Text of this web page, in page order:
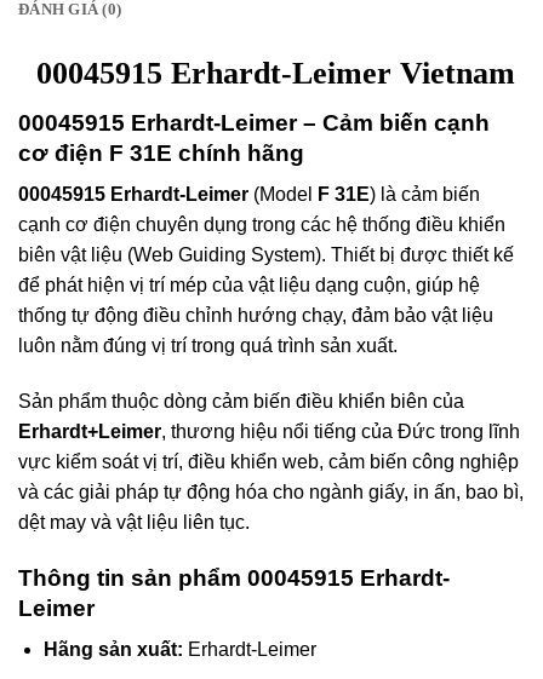
ĐÁNH GIÁ (0)
00045915 Erhardt-Leimer Vietnam
00045915 Erhardt-Leimer – Cảm biến cạnh
cơ điện F 31E chính hãng
00045915 Erhardt-Leimer (Model F 31E) là cảm biến
cạnh cơ điện chuyên dụng trong các hệ thống điều khiển
biên vật liệu (Web Guiding System). Thiết bị được thiết kế
để phát hiện vị trí mép của vật liệu dạng cuộn, giúp hệ
thống tự động điều chỉnh hướng chạy, đảm bảo vật liệu
luôn nằm đúng vị trí trong quá trình sản xuất.
Sản phẩm thuộc dòng cảm biến điều khiển biên của
Erhardt+Leimer, thương hiệu nổi tiếng của Đức trong lĩnh
vực kiểm soát vị trí, điều khiển web, cảm biến công nghiệp
và các giải pháp tự động hóa cho ngành giấy, in ấn, bao bì,
dệt may và vật liệu liên tục.
Thông tin sản phẩm 00045915 Erhardt-
Leimer
Hãng sản xuất: Erhardt-Leimer